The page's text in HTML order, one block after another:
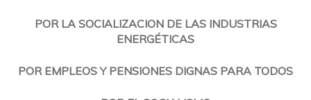
POR LA SOCIALIZACION DE LAS INDUSTRIAS
ENERGÉTICAS
POR EMPLEOS Y PENSIONES DIGNAS PARA TODOS